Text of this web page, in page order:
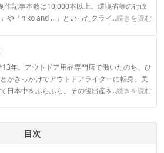
作記事本数は10,000本以上。環境省等の行政
や「niko and ...」といったクライアントとの
...続きを読む
集部のプロフィール
年。アウトドア用品専門店で働いたのち、ひ
がきっかけでアウトドアライターに転身。美
日本中をふらふら。その後出産を機にデュオ
...続きを読む
ロフィール
目次